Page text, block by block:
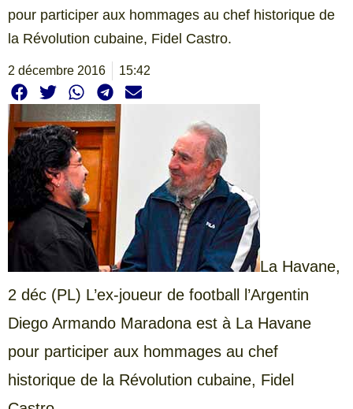
pour participer aux hommages au chef historique de
la Révolution cubaine, Fidel Castro.
2 décembre 2016 15:42
La Havane,
2 déc (PL) L’ex-joueur de football l’Argentin
Diego Armando Maradona est à La Havane
pour participer aux hommages au chef
historique de la Révolution cubaine, Fidel